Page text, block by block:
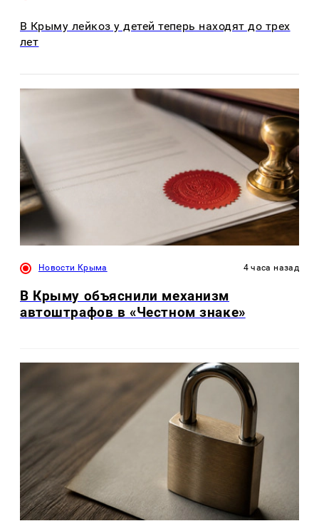
В Крыму лейкоз у детей теперь находят до трех
лет
Новости Крыма 4 часа назад
В Крыму объяснили механизм
автоштрафов в «Честном знаке»